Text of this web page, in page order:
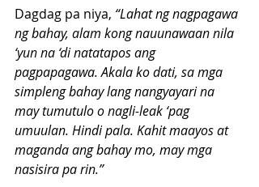
Dagdag pa niya, “Lahat ng nagpagawa
ng bahay, alam kong nauunawaan nila
‘yun na ‘di natatapos ang
pagpapagawa. Akala ko dati, sa mga
simpleng bahay lang nangyayari na
may tumutulo o nagli-leak ‘pag
umuulan. Hindi pala. Kahit maayos at
maganda ang bahay mo, may mga
nasisira pa rin.”